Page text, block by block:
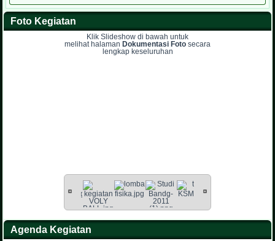
Foto Kegiatan
Klik Slideshow di bawah untuk
melihat halaman Dokumentasi Foto secara
lengkap keseluruhan
Agenda Kegiatan